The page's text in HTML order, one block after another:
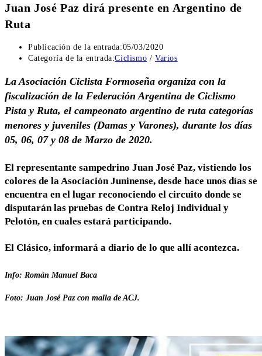
Juan José Paz dirá presente en Argentino de
Ruta
Publicación de la entrada:05/03/2020
Categoría de la entrada:Ciclismo / Varios
La Asociación Ciclista Formoseña organiza con la
fiscalización de la Federación Argentina de Ciclismo
Pista y Ruta, el campeonato argentino de ruta categorías
menores y juveniles (Damas y Varones), durante los días
05, 06, 07 y 08 de Marzo de 2020.
El representante sampedrino Juan José Paz, vistiendo los
colores de la Asociación Juninense, desde hace unos días se
encuentra en el lugar reconociendo el circuito donde se
disputarán las pruebas de Contra Reloj Individual y
Pelotón, en cuales estará participando.
El Clásico, informará a diario de lo que allí acontezca.
Info: Román Manuel Baca
Foto: Juan José Paz con malla de ACJ.